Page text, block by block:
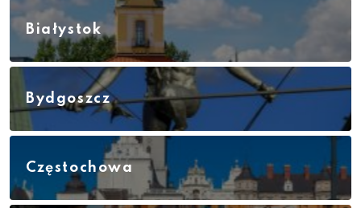
Białystok
Bydgoszcz
Częstochowa